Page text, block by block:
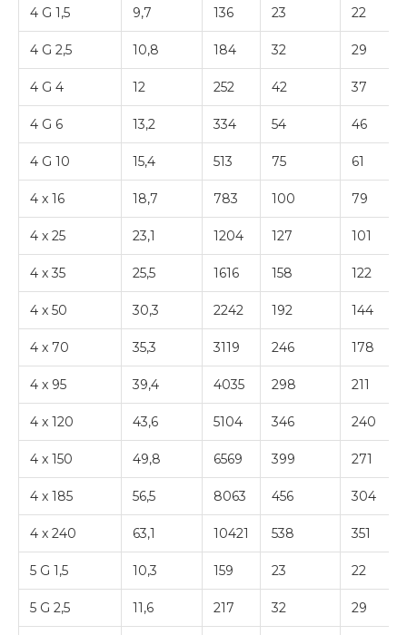
4 G 1,5 9,7 136 23 22
4 G 2,5 10,8 184 32 29
4 G 4 12 252 42 37
4 G 6 13,2 334 54 46
4 G 10 15,4 513 75 61
4 x 16 18,7 783 100 79
4 x 25 23,1 1204 127 101
4 x 35 25,5 1616 158 122
4 x 50 30,3 2242 192 144
4 x 70 35,3 3119 246 178
4 x 95 39,4 4035 298 211
4 x 120 43,6 5104 346 240
4 x 150 49,8 6569 399 271
4 x 185 56,5 8063 456 304
4 x 240 63,1 10421 538 351
5 G 1,5 10,3 159 23 22
5 G 2,5 11,6 217 32 29